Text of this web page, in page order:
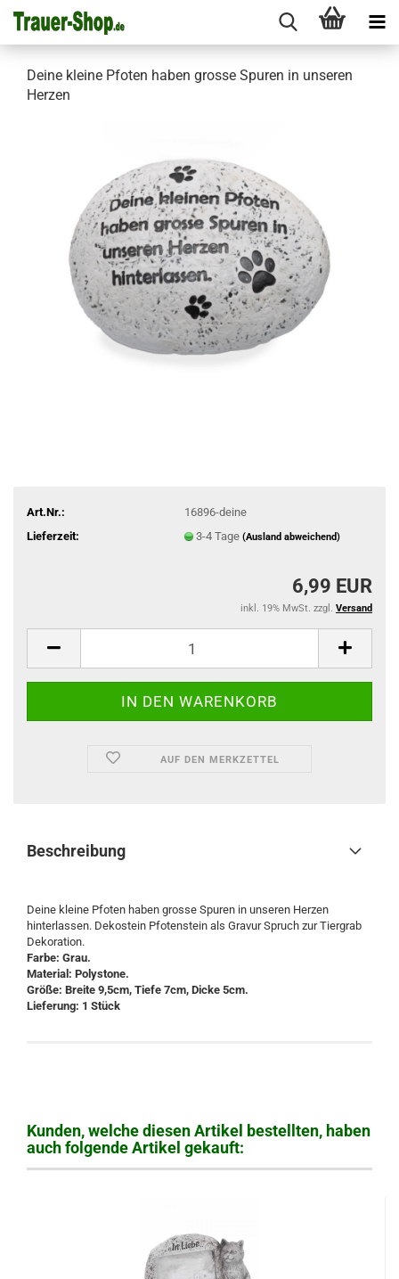
Deine kleine Pfoten haben grosse Spuren in unseren
Herzen
Art.Nr.:
16896-deine
Lieferzeit:
3-4 Tage (Ausland abweichend)
6,99 EUR
inkl. 19% MwSt. zzgl. Versand
AUF DEN MERKZETTEL
Beschreibung
Deine kleine Pfoten haben grosse Spuren in unseren Herzen
hinterlassen. Dekostein Pfotenstein als Gravur Spruch zur Tiergrab
Dekoration.
Farbe: Grau.
Material: Polystone.
Größe: Breite 9,5cm, Tiefe 7cm, Dicke 5cm.
Lieferung: 1 Stück
Kunden, welche diesen Artikel bestellten, haben
auch folgende Artikel gekauft: